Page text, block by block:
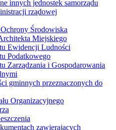
innych jednostek samorządu
rządowej
Środowiska
Miejskiego
Ewidencji Ludności
Podatkowego
Zarządzania i Gospodarowania
gminnych przeznaczonych do
Organizacyjnego
zawierających